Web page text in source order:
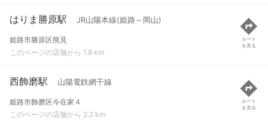
はりま勝原駅 JR山陽本線(姫路～岡山)
姫路市勝原区熊見
このページの店舗から 1.8 km
ルート
を見る
西飾磨駅 山陽電鉄網干線
姫路市飾磨区今在家４
このページの店舗から 2.2 km
ルート
を見る